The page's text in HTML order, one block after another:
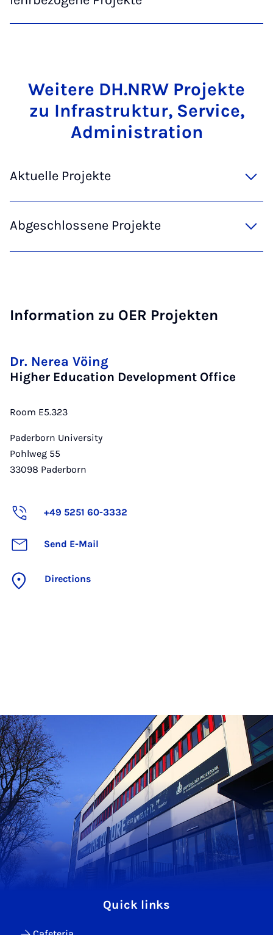
Weit­ere DH.NRW Pro­jekte
zu In­frastruk­tur, Ser­vice,
Ad­min­is­tra­tion
Aktuelle Projekte
Abgeschlossene Projekte
Information zu OER Projekten
Dr. Nerea Vöing
Higher Education Development Office
Room E5.323
Paderborn University
Pohlweg 55
33098 Paderborn
+49 5251 60-3332
Send E-Mail
Directions
Quick links